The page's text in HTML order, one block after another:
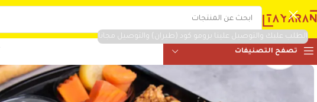
الطلب عليك والتوصيل علينا برومو كود (طيران) والتوصيل مجانا
تصفح التصنيفات